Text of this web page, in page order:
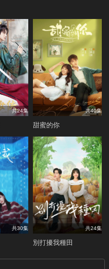
共24集 共40集
甜蜜的你
共30集 共24集
別打擾我種田